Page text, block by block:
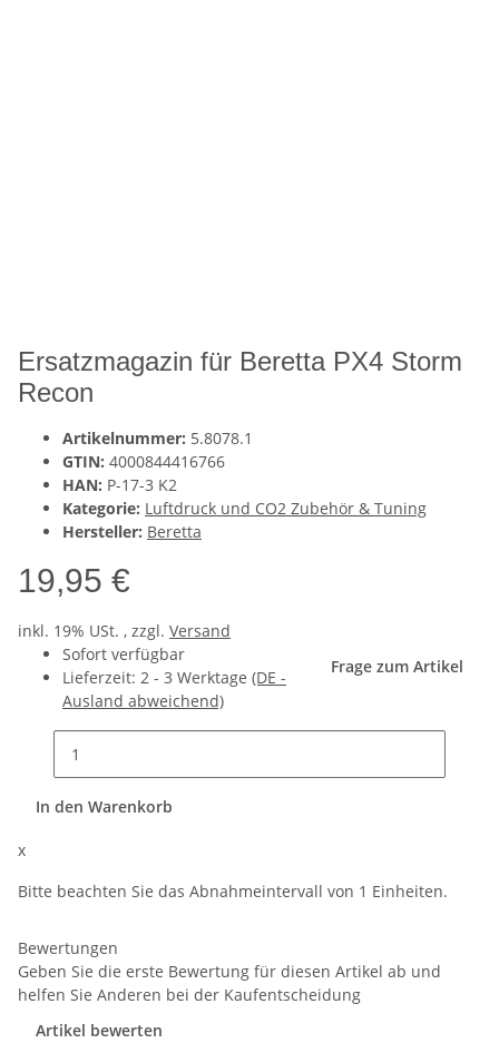
Ersatzmagazin für Beretta PX4 Storm
Recon
Artikelnummer: 5.8078.1
GTIN: 4000844416766
HAN: P-17-3 K2
Kategorie: Luftdruck und CO2 Zubehör & Tuning
Hersteller: Beretta
19,95 €
inkl. 19% USt. , zzgl. Versand
Sofort verfügbar
Lieferzeit: 2 - 3 Werktage (DE -
Ausland abweichend)
Frage zum Artikel
In den Warenkorb
x
Bitte beachten Sie das Abnahmeintervall von 1 Einheiten.
Bewertungen
Geben Sie die erste Bewertung für diesen Artikel ab und
helfen Sie Anderen bei der Kaufentscheidung
Artikel bewerten